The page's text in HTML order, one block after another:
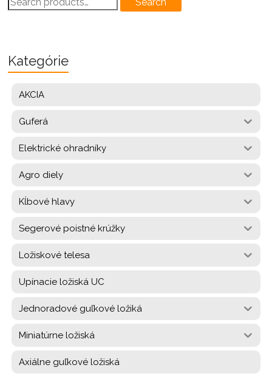
for:
Search
Kategórie
AKCIA
Guferá
Elektrické ohradníky
Agro diely
Kĺbové hlavy
Segerové poistné krúžky
Ložiskové telesa
Upínacie ložiská UC
Jednoradové guľkové ložiká
Miniatúrne ložiská
Axiálne guľkové ložiská